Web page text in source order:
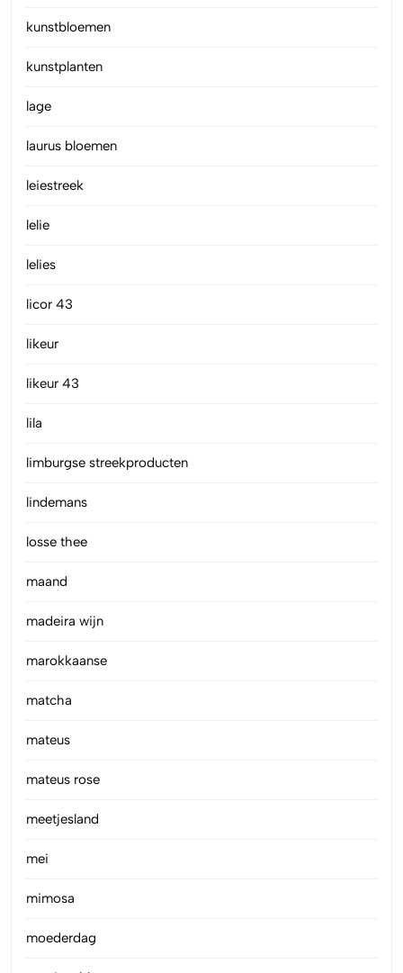
kunstbloemen
kunstplanten
lage
laurus bloemen
leiestreek
lelie
lelies
licor 43
likeur
likeur 43
lila
limburgse streekproducten
lindemans
losse thee
maand
madeira wijn
marokkaanse
matcha
mateus
mateus rose
meetjesland
mei
mimosa
moederdag